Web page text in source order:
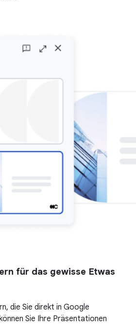
für das gewisse Etwas
die Sie direkt in Google
Sie Ihre Präsentationen